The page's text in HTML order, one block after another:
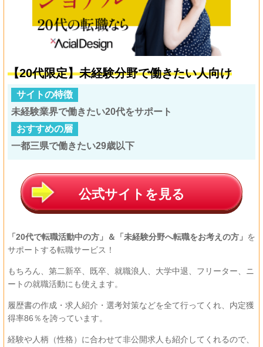
【20代限定】未経験分野で働きたい人向け
サイトの特徴
未経験業界で働きたい20代をサポート
おすすめの層
一都三県で働きたい29歳以下
公式サイトを見る
「20代で転職活動中の方」＆「 未経験分野へ転職をお考えの方」 を
サポートする転職サービス！
もちろん、第二新卒、既卒、就職浪人、大学中退、フリーター、ニ
ートの就職活動にも使えます。
履歴書の作成・求人紹介・選考対策などを全て行ってくれ、内定獲
得率86％を誇っています。
経験や人柄（性格）に合わせて非公開求人も紹介してくれるので、